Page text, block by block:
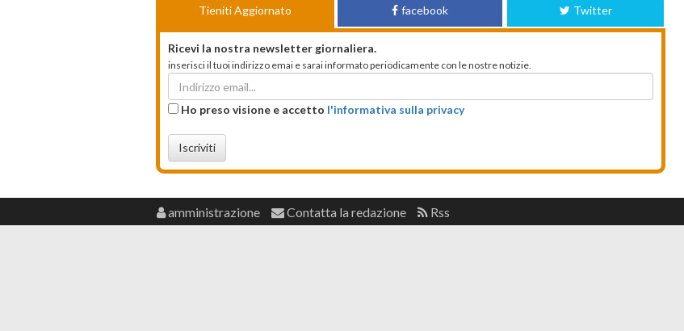
Tieniti Aggiornato facebook Twitter
Ricevi la nostra newsletter giornaliera.
inserisci il tuoi indirizzo emai e sarai informato periodicamente con le nostre notizie.
Ho preso visione e accetto l'informativa sulla privacy
Iscriviti
amministrazione Contatta la redazione Rss